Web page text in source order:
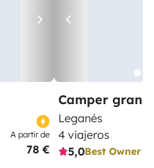
A partir de
78 €
Camper gran
Leganés
4 viajeros
5,0Best Owner